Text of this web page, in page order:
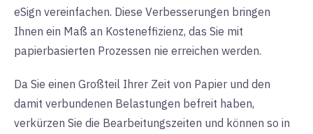
eSign vereinfachen. Diese Verbesserungen bringen
Ihnen ein Maß an Kosteneffizienz, das Sie mit
papierbasierten Prozessen nie erreichen werden.
Da Sie einen Großteil Ihrer Zeit von Papier und den
damit verbundenen Belastungen befreit haben,
verkürzen Sie die Bearbeitungszeiten und können so in